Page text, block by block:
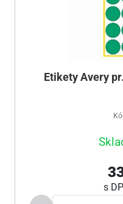
Etikety Avery
s